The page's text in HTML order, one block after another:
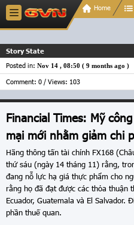
Home
Story State
Posted in: Nov 14 , 08:50 ( 9 months ago )
Comment: 0 / Views: 103
Financial Times: Mỹ
mại mới nhằm giảm chi
Hãng thông tấn tài chính FX168
thứ sáu (ngày 14 tháng 11) rằng,
đang nỗ lực hạ giá thực phẩm cho
rằng họ đã đạt được các thỏa thuận
Ecuador, Guatemala và El Salvador.
phần thuế quan.